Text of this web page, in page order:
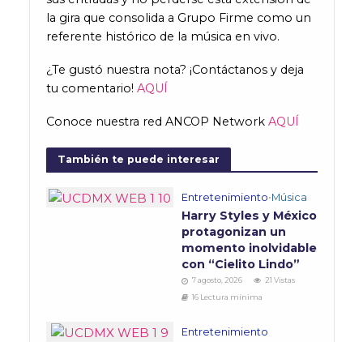
la gira que consolida a Grupo Firme como un
referente histórico de la música en vivo.
¿Te gustó nuestra nota? ¡Contáctanos y deja
tu comentario! AQUÍ
Conoce nuestra red ANCOP Network AQUÍ
También te puede interesar
Entretenimiento•Música
Harry Styles y México
protagonizan un
momento inolvidable
con “Cielito Lindo”
7 agosto, 2026
21 Vistas
16 Lectura mínima
Entretenimiento